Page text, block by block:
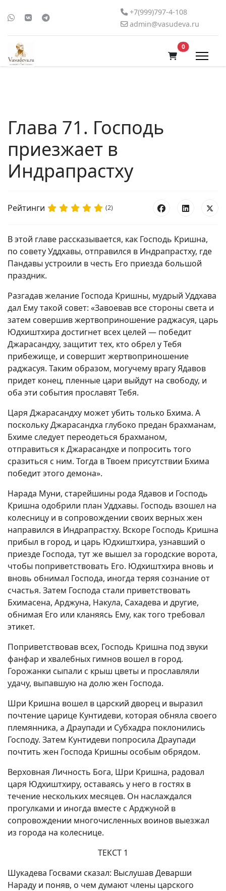
+7(999)797-4-108
admin@vasudeva.ru
0В корзину
Глава 71. Господь
приезжает в
Индрапрастху
Рейтинги (2)
В этой главе рассказывается, как Господь Кришна,
по совету Уддхавы, отправился в Индрапрастху, где
Пандавы устроили в честь Его приезда большой
праздник.
Разгадав желание Господа Кришны, мудрый Уддхава
дал Ему такой совет: «Завоевав все стороны света и
затем совершив жертвоприношение раджасуя, царь
Юдхиштхира достигнет всех целей — победит
Джарасандху, защитит тех, кто обрел у Тебя
прибежище, и совершит жертвоприношение
раджасуя. Таким образом, могучему врагу Ядавов
придет конец, пленные цари выйдут на свободу, и
оба эти события прославят Тебя.
Царя Джарасандху может убить только Бхима. А
поскольку Джарасандха глубоко предан брахманам,
Бхиме следует переодеться брахманом,
отправиться к Джарасандхе и попросить того
сразиться с ним. Тогда в Твоем присутствии Бхима
победит этого демона».
Нарада Муни, старейшины рода Ядавов и Господь
Кришна одобрили план Уддхавы. Господь взошел на
колесницу и в сопровождении своих верных жен
направился в Индрапрастху. Вскоре Господь Кришна
прибыл в город, и царь Юдхиштхира, узнавший о
приезде Господа, тут же вышел за городские ворота,
чтобы поприветствовать Его. Юдхиштхира вновь и
вновь обнимал Господа, иногда теряя сознание от
счастья. Затем Господа стали приветствовать
Бхимасена, Арджуна, Накула, Сахадева и другие,
обнимая Его или кланяясь Ему, как того требовал
этикет.
Поприветствовав всех, Господь Кришна под звуки
фанфар и хвалебных гимнов вошел в город.
Горожанки сыпали с крыш цветы и прославляли
удачу, выпавшую на долю жен Господа.
Шри Кришна вошел в царский дворец и выразил
почтение царице Кунтидеви, которая обняла своего
племянника, а Драупади и Субхадра поклонились
Господу. Затем Кунтидеви попросила Драупади
почтить жен Господа Кришны особым обрядом.
Верховная Личность Бога, Шри Кришна, радовал
царя Юдхиштхиру, оставаясь у него в гостях в
течение нескольких месяцев. Он наслаждался
прогулками и иногда вместе с Арджуной в
сопровождении многочисленных воинов выезжал
из города на колеснице.
ТЕКСТ 1
Шукадева Госвами сказал: Выслушав Деварши
Нараду и поняв, о чем думают члены царского